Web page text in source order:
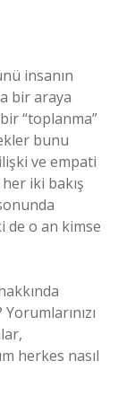
insanın
bir araya
“toplanma”
bunu
ve empati
iki bakış
de o an kimse
herkes nasıl